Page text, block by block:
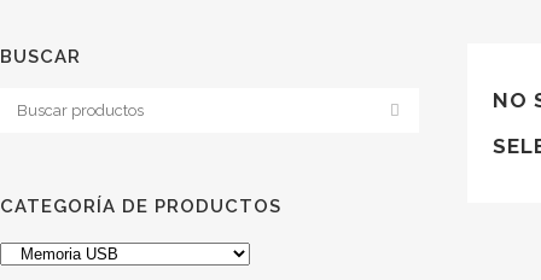
BUSCAR
CATEGORÍA DE PRODUCTOS
NO